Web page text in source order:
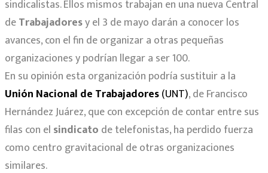
sindicalistas. Ellos mismos trabajan en una nueva Central
deTrabajadoresy el 3 de mayo darán a conocer los
avances, con el fin de organizar a otras pequeñas
organizaciones y podrían llegar a ser 100.
En su opinión esta organización podría sustituir a la
Unión Nacional de Trabajadores(UNT), de Francisco
Hernández Juárez, que con excepción de contar entre sus
filas con el sindicato de telefonistas, ha perdido fuerza
como centro gravitacional de otras organizaciones
similares.